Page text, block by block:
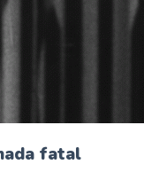
fatal